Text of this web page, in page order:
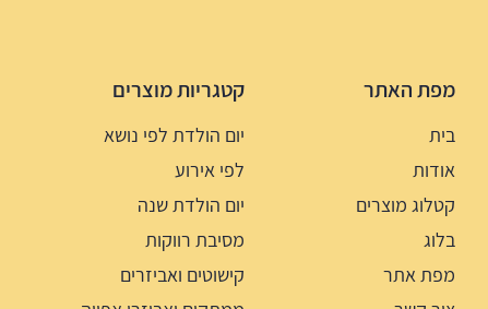
מפת האתר
בית
אודות
קטלוג מוצרים
בלוג
מפת אתר
קטגריות מוצרים
יום הולדת לפי נושא
לפי אירוע
יום הולדת שנה
מסיבת רווקות
קישוטים ואביזרים